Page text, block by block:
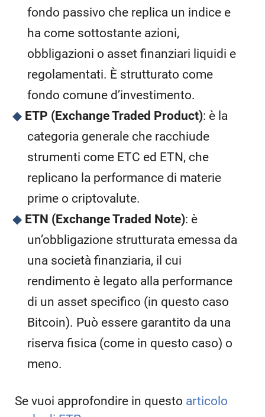
fondo passivo che replica un indice e
ha come sottostante azioni,
obbligazioni o asset finanziari liquidi e
regolamentati. È strutturato come
fondo comune d’investimento.
ETP (Exchange Traded Product): è la
categoria generale che racchiude
strumenti come ETC ed ETN, che
replicano la performance di materie
prime o criptovalute.
ETN (Exchange Traded Note): è
un’obbligazione strutturata emessa da
una società finanziaria, il cui
rendimento è legato alla performance
di un asset specifico (in questo caso
Bitcoin). Può essere garantito da una
riserva fisica (come in questo caso) o
meno.
Se vuoi approfondire in questo articolo